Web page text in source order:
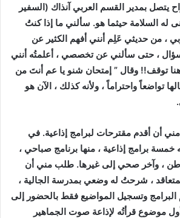
يتصل بمدير القسم العربي آنذاك (السفير
له السلامة حيثما هو. سألني ما إذا كنتُ
، من حديثي عَلِم أنني أفهم الكثير عن
سؤال ، حتى سألني عن تخصصي ، أعلمتُه أنني
توقف!! وقال ” إمتحان شنو يا عم أنتَ من
تواضعاً واحتراماً ، ولأنه كذلك ، الآن هو
أقدم مقترحات لبرامج إذاعية. في
خمسة برامج إذاعية ، منها برنامج صباحي ،
، وآخر صحي إلى غيرها. طلب مني أن
، شرحتُ له وضعي بمدرسة الجالية ،
البرامج وتسجيل المواضيع فقط بالحضور إلى
أول موضوع قرأتُه لإذاعة صوت الجماهير